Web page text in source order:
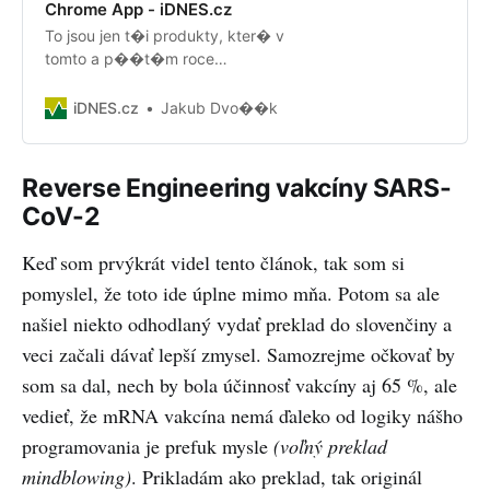
Chrome App - iDNES.cz
To jsou jen t�i produkty, kter� v
tomto a p��t�m roce
postupn� utlumit. Ne� postupn�
tak ps�t svoji historii, je mo�n� si
st�hnout data a za��t
vyu��vat jim podobn� aplikace.
P�ipravte se p�edem na zm�ny,
n�sleduj�c�c…
iDNES.cz Jakub Dvo��k
Reverse Engineering vakcíny SARS-
CoV-2
Keď som prvýkrát videl tento článok, tak som si
pomyslel, že toto ide úplne mimo mňa. Potom sa ale
našiel niekto odhodlaný vydať preklad do slovenčiny a
veci začali dávať lepší zmysel. Samozrejme očkovať by
som sa dal, nech by bola účinnosť vakcíny aj 65 %, ale
vedieť, že mRNA vakcína nemá ďaleko od logiky nášho
programovania je prefuk mysle (voľný preklad
mindblowing). Prikladám ako preklad, tak originál